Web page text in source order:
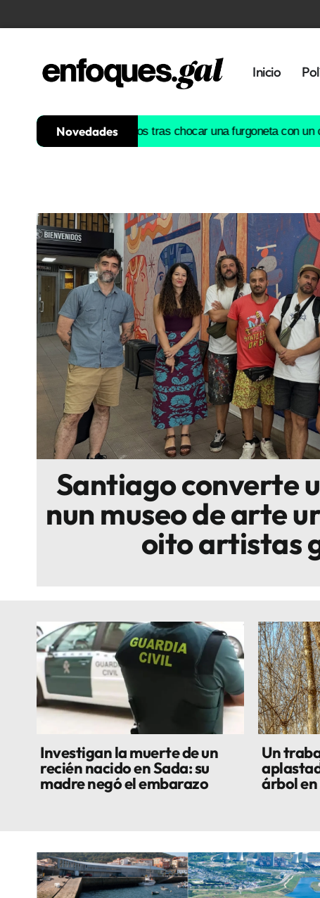
Inicio
Histórica
Gastronomía
Escenarios
Sostenibilidad
Innova
Novedades
Dos muertos tras chocar una furgoneta con un camión
Santiago converte
nun museo de arte
oito artistas
Investigan la muerte de un
recién nacido en Sada: su
madre negó el embarazo
Un
árbol